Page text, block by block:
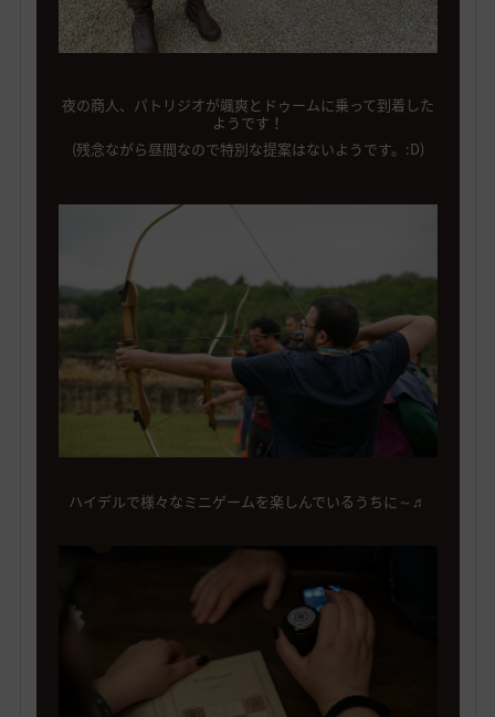
夜の商人、パトリジオが颯爽とドゥームに乗って到着した
ようです！
(残念ながら昼間なので特別な提案はないようです。:D)
ハイデルで様々なミニゲームを楽しんでいるうちに～♬